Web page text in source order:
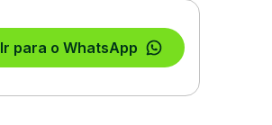
Ir para o WhatsApp